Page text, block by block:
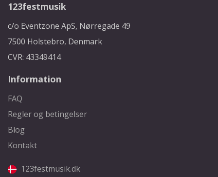
123festmusik
c/o Eventzone ApS, Nørregade 49
7500 Holstebro, Denmark
CVR: 43349414
Information
FAQ
Regler og betingelser
Blog
Kontakt
123festmusik.dk